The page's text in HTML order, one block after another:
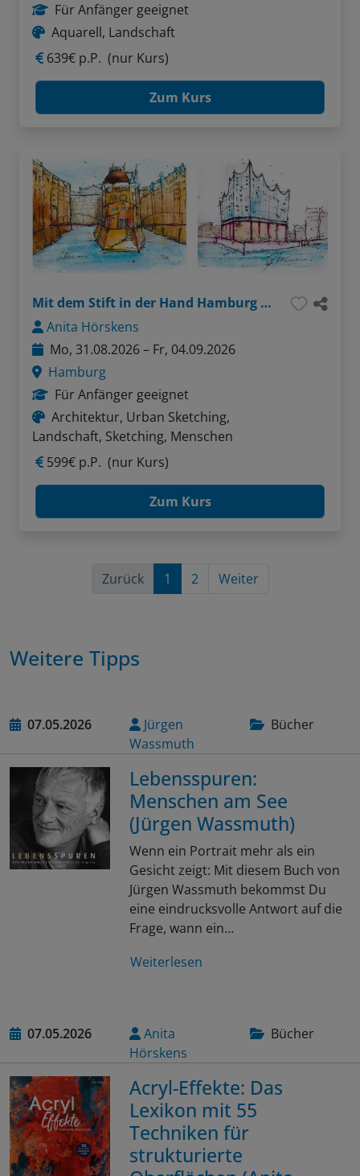
Für Anfänger geeignet
Aquarell, Landschaft
639€ p.P. (nur Kurs)
Zum Kurs
Mit dem Stift in der Hand Hamburg entdecken
Anita Hörskens
Mo, 31.08.2026 – Fr, 04.09.2026
Hamburg
Für Anfänger geeignet
Architektur, Urban Sketching,
Landschaft, Sketching, Menschen
599€ p.P. (nur Kurs)
Zum Kurs
Zurück 1 2 Weiter
Weitere Tipps
07.05.2026
Jürgen
Wassmuth
Bücher
Lebensspuren:
Menschen am See
(Jürgen Wassmuth)
Wenn ein Portrait mehr als ein
Gesicht zeigt: Mit diesem Buch von
Jürgen Wassmuth bekommst Du
eine eindrucksvolle Antwort auf die
Frage, wann ein…
Weiterlesen
07.05.2026
Anita
Hörskens
Bücher
Acryl-Effekte: Das
Lexikon mit 55
Techniken für
strukturierte